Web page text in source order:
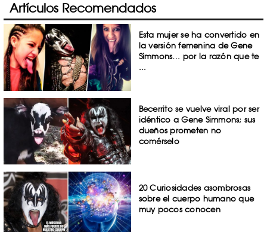
Artículos Recomendados
Esta mujer se ha convertido en
la versión femenina de Gene
Simmons… por la razón que te
...
Becerrito se vuelve viral por ser
idéntico a Gene Simmons; sus
dueños prometen no
comérselo
20 Curiosidades asombrosas
sobre el cuerpo humano que
muy pocos conocen